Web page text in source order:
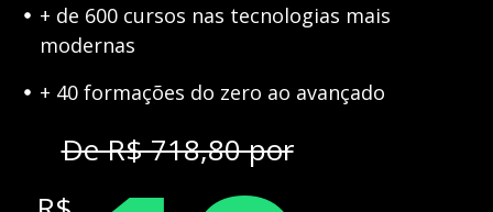
+ de 600 cursos nas tecnologias mais
modernas
+ 40 formações do zero ao avançado
De R$ 718,80 por